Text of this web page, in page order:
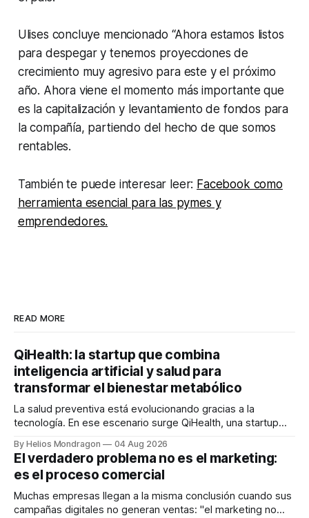
Ulises concluye mencionado “Ahora estamos listos
para despegar y tenemos proyecciones de
crecimiento muy agresivo para este y el próximo
año. Ahora viene el momento más importante que
es la capitalización y levantamiento de fondos para
la compañía, partiendo del hecho de que somos
rentables.
También te puede interesar leer: Facebook como
herramienta esencial para las pymes y
emprendedores.
READ MORE
QiHealth: la startup que combina
inteligencia artificial y salud para
transformar el bienestar metabólico
La salud preventiva está evolucionando gracias a la
tecnología. En ese escenario surge QiHealth, una startup
dispositivos inteligentes, inteligencia artificial y monitoreo
en tiempo real para ayudar a las personas a tomar mejores
decisiones sobre su salud metabólica. Su propuesta busca
responder
By Helios Mondragon 04 Aug 2026
El verdadero problema no es el marketing:
es el proceso comercial
Muchas empresas llegan a la misma conclusión cuando sus
campañas digitales no generan ventas: "el marketing no